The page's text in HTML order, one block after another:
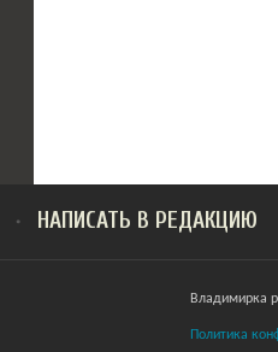
НАПИСАТЬ В РЕДАКЦИЮ
Владимирка
Политика